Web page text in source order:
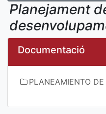
Planejament
Documentació
PLANEAMIENTO DE